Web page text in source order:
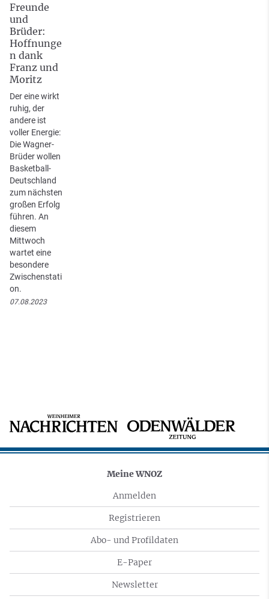
Freunde
und
Brüder:
Hoffnunge
n dank
Franz und
Moritz
Der eine wirkt
ruhig, der
andere ist
voller Energie:
Die Wagner-
Brüder wollen
Basketball-
Deutschland
zum nächsten
großen Erfolg
führen. An
diesem
Mittwoch
wartet eine
besondere
Zwischenstati
on.
07.08.2023
Meine WNOZ
Anmelden
Registrieren
Abo- und Profildaten
E-Paper
Newsletter